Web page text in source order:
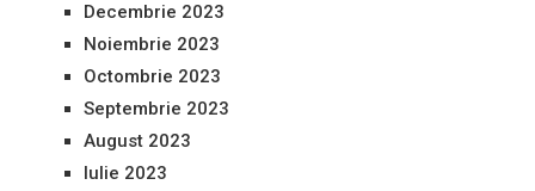
Decembrie 2023
Noiembrie 2023
Octombrie 2023
Septembrie 2023
August 2023
Iulie 2023